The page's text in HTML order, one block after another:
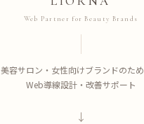
Web Partner for Beauty Brands
美容サロン・女性向けブランドのため
Web導線設計・改善サポート
↓